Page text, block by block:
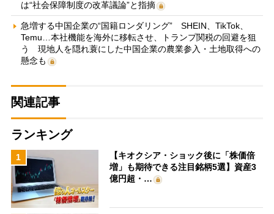
は“社会保障制度の改革議論”と指摘
急増する中国企業の“国籍ロンダリング” SHEIN、TikTok、
Temu…本社機能を海外に移転させ、トランプ関税の回避を狙
う 現地人を隠れ蓑にした中国企業の農業参入・土地取得への
懸念も
関連記事
ランキング
1
【キオクシア・ショック後に「株価倍
増」も期待できる注目銘柄5選】資産3
億円超・…